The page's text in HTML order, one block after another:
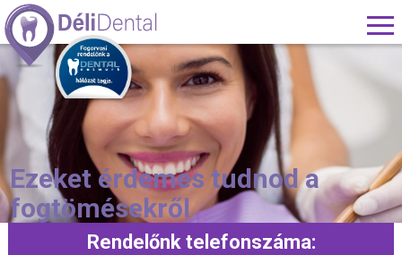
Ezeket érdemes tudnod a
fogtömésekről
Rendelőnk telefonszáma: